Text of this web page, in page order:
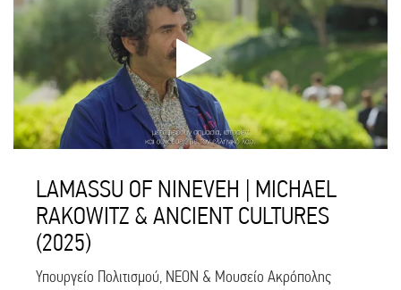
LAMASSU OF NINEVEH | MICHAEL
RAKOWITZ & ANCIENT CULTURES
(2025)
Υπουργείο Πολιτισμού, NEON & Μουσείο Ακρόπολης